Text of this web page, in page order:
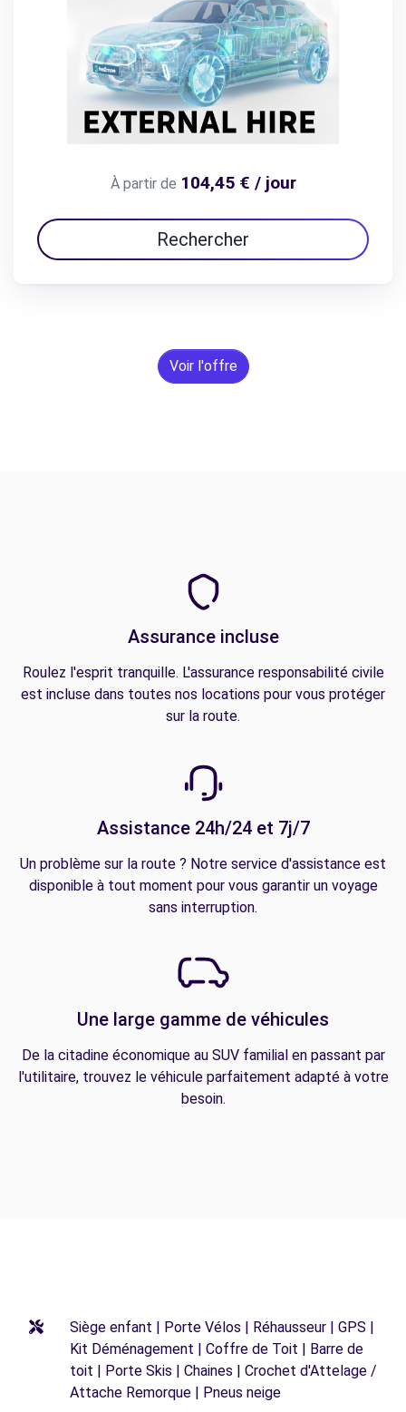
À partir de 104,45 € / jour
Rechercher
Voir l'offre
Assurance incluse
Roulez l'esprit tranquille. L'assurance responsabilité civile
est incluse dans toutes nos locations pour vous protéger
sur la route.
Assistance 24h/24 et 7j/7
Un problème sur la route ? Notre service d'assistance est
disponible à tout moment pour vous garantir un voyage
sans interruption.
Une large gamme de véhicules
De la citadine économique au SUV familial en passant par
l'utilitaire, trouvez le véhicule parfaitement adapté à votre
besoin.
Siège enfant | Porte Vélos | Réhausseur | GPS |
Kit Déménagement | Coffre de Toit | Barre de
toit | Porte Skis | Chaines | Crochet d'Attelage /
Attache Remorque | Pneus neige